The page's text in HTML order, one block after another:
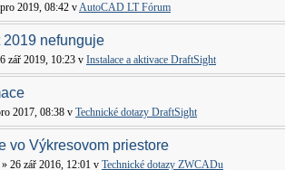
2019, 08:42 vAutoCAD LT Fórum
2019 nefunguje
zář 2019, 10:23 v Instalace a aktivace DraftSight
2017, 08:38 v Technické dotazy DraftSight
vo Výkresovom priestore
» 26 zář 2016, 12:01 v Technické dotazy ZWCADu